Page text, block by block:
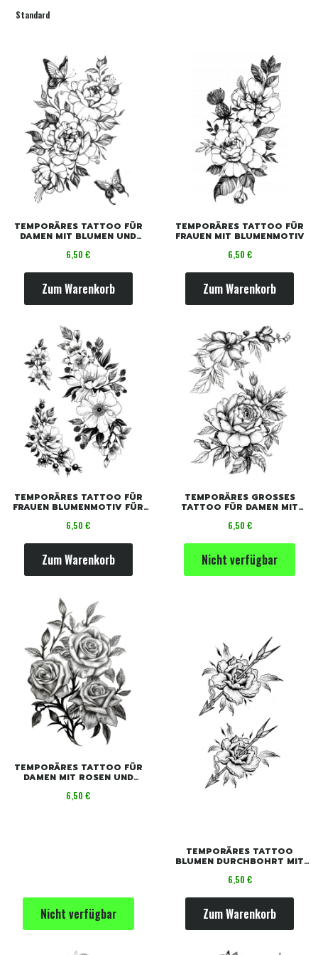
Standard
TEMPORÄRES TATTOO FÜR
DAMEN MIT BLUMEN UND
Preis
6,50 €
Zum Warenkorb
TEMPORÄRES TATTOO FÜR
FRAUEN MIT BLUMENMOTIV
Preis
6,50 €
Zum Warenkorb
TEMPORÄRES TATTOO FÜR
FRAUEN BLUMENMOTIV FÜR
Preis
6,50 €
Zum Warenkorb
TEMPORÄRES GROSSES T
ATTOO FÜR DAMEN MIT B
Preis
6,50 €
Nicht verfügbar
TEMPORÄRES TATTOO FÜR
DAMEN MIT ROSEN UND
Preis
6,50 €
Nicht verfügbar
TEMPORÄRES TATTOO
BLUMEN DURCHBOHRT MIT
Preis
6,50 €
Zum Warenkorb